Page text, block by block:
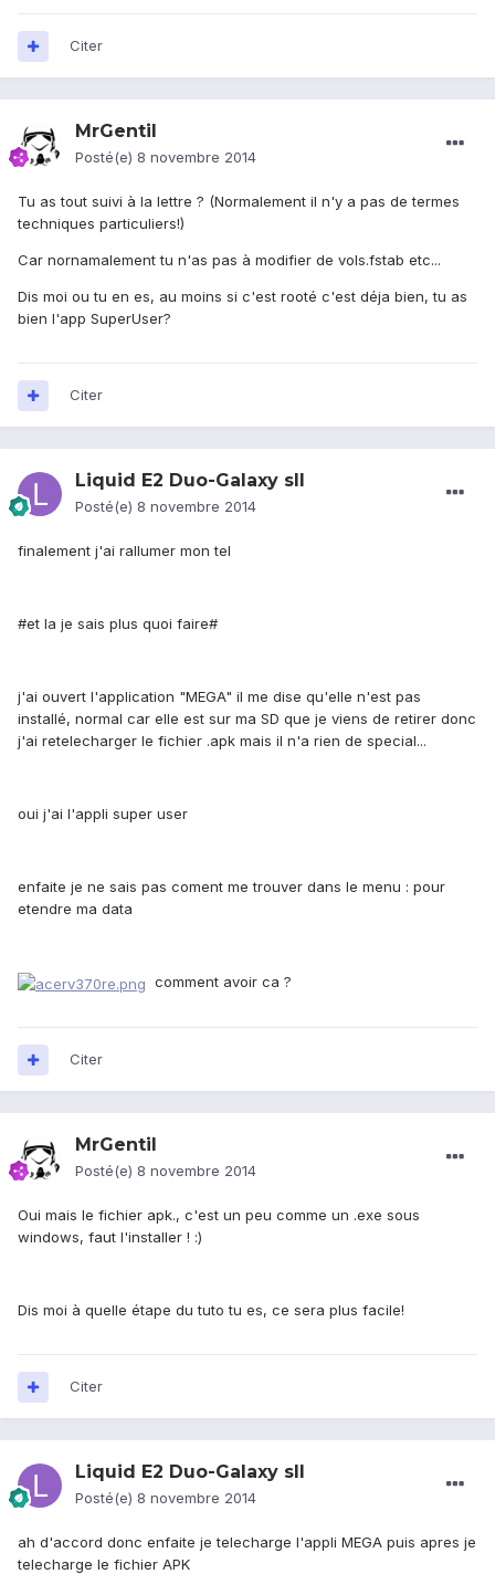
Citer
MrGentil
Posté(e) 8 novembre 2014
Tu as tout suivi à la lettre ? (Normalement il n'y a pas de termes
techniques particuliers!)
Car nornamalement tu n'as pas à modifier de vols.fstab etc...
Dis moi ou tu en es, au moins si c'est rooté c'est déja bien, tu as
bien l'app SuperUser?
Citer
Liquid E2 Duo-Galaxy sII
Posté(e) 8 novembre 2014
finalement j'ai rallumer mon tel
#et la je sais plus quoi faire#
j'ai ouvert l'application "MEGA" il me dise qu'elle n'est pas
installé, normal car elle est sur ma SD que je viens de retirer donc
j'ai retelecharger le fichier .apk mais il n'a rien de special...
oui j'ai l'appli super user
enfaite je ne sais pas coment me trouver dans le menu : pour
etendre ma data
comment avoir ca ?
Citer
MrGentil
Posté(e) 8 novembre 2014
Oui mais le fichier apk., c'est un peu comme un .exe sous
windows, faut l'installer ! :)
Dis moi à quelle étape du tuto tu es, ce sera plus facile!
Citer
Liquid E2 Duo-Galaxy sII
Posté(e) 8 novembre 2014
ah d'accord donc enfaite je telecharge l'appli MEGA puis apres je
telecharge le fichier APK